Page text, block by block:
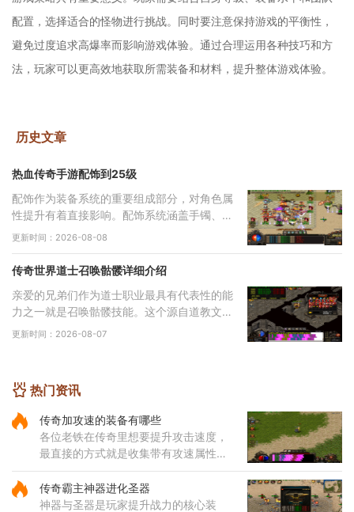
配置，选择适合的怪物进行挑战。同时要注意保持游戏的平衡性，
避免过度追求高爆率而影响游戏体验。通过合理运用各种技巧和方
法，玩家可以更高效地获取所需装备和材料，提升整体游戏体验。
历史文章
热血传奇手游配饰到25级
配饰作为装备系统的重要组成部分，对角色属
性提升有着直接影响。配饰系统涵盖手镯、戒
指、项链等多个部位，每个部位都有其独特的
配
更新时间：2026-08-08
传奇世界道士召唤骷髅详细介绍
亲爱的兄弟们作为道士职业最具有代表性的能
力之一就是召唤骷髅技能。这个源自道教文化
中生死轮回传说的独特技能，让你能够通过施
更新时间：2026-08-07
热门资讯
传奇加攻速的装备有哪些
各位老铁在传奇里想要提升攻击速度，
最直接的方式就是收集带有攻速属性的
装备哦，咱们常见的攻速装备包括了狂
风套装里的戒指和项链，只需要一枚狂
风戒指就能给你增加一点攻击
传奇霸主神器进化圣器
神器与圣器是玩家提升战力的核心装